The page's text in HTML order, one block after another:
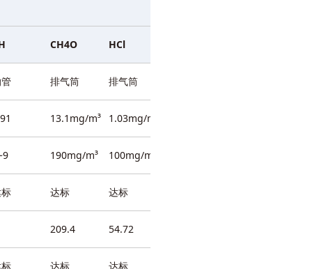
CH4O HCl
排气筒 排气筒
13.1mg/m³ 1.03mg/m³
190mg/m³ 100mg/m³
达标 达标
209.4 54.72
达标 达标